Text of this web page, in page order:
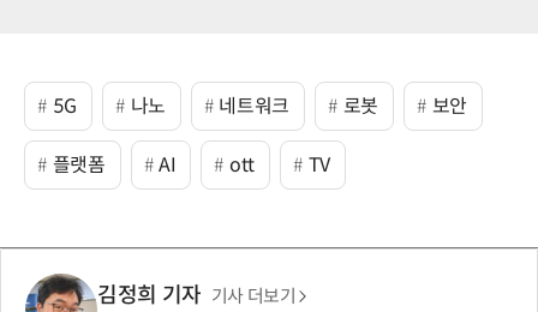
5G 나노 네트워크 로봇 보안
플랫폼 AI ott TV
김정희 기자 기사 더보기